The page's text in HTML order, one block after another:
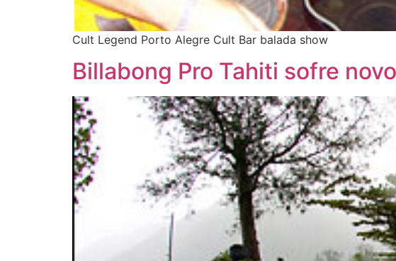
Cult Legend Porto Alegre Cult Bar balada show
Billabong Pro Tahiti sofre